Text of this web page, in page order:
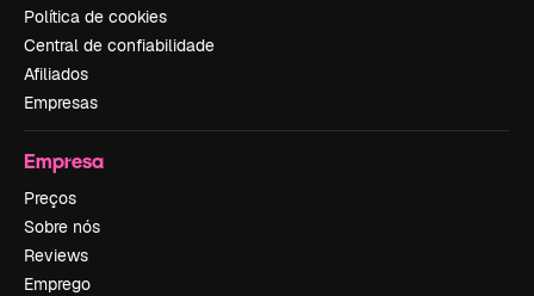
Política de cookies
Central de confiabilidade
Afiliados
Empresas
Empresa
Preços
Sobre nós
Reviews
Emprego